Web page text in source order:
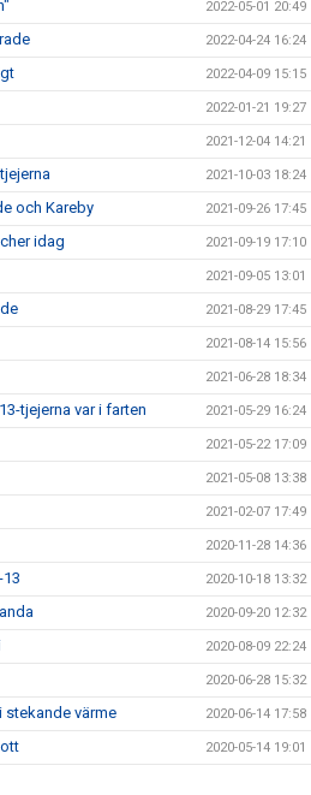
2022-05-01 20:49
2022-04-24 16:24
2022-04-09 15:15
2022-01-21 19:27
2021-12-04 14:21
2021-10-03 18:24
och Kareby 2021-09-26 17:45
idag 2021-09-19 17:10
2021-09-05 13:01
2021-08-29 17:45
2021-08-14 15:56
2021-06-28 18:34
tjejerna var i farten 2021-05-29 16:24
2021-05-22 17:09
2021-05-08 13:38
2021-02-07 17:49
2020-11-28 14:36
2020-10-18 13:32
2020-09-20 12:32
2020-08-09 22:24
2020-06-28 15:32
stekande värme 2020-06-14 17:58
2020-05-14 19:01